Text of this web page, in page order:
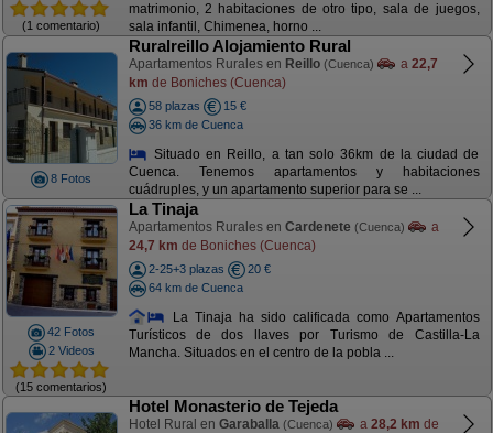
(1 comentario)
matrimonio, 2 habitaciones de otro tipo, sala de juegos,
sala infantil, Chimenea, horno ...
8 Fotos
Ruralreillo Alojamiento Rural
Apartamentos Rurales en Reillo (Cuenca) a 22,7
km de Boniches (Cuenca)
58 plazas
15 €
36 km de Cuenca
Situado en Reillo, a tan solo 36km de la ciudad de
Cuenca. Tenemos apartamentos y habitaciones
cuádruples, y un apartamento superior para se ...
42 Fotos
2 Videos
(15 comentarios)
La Tinaja
Apartamentos Rurales en Cardenete (Cuenca)
a
24,7 km de Boniches (Cuenca)
2-25+3 plazas
20 €
64 km de Cuenca
La Tinaja ha sido calificada como Apartamentos
Turísticos de dos llaves por Turismo de Castilla-La
Mancha. Situados en el centro de la pobla ...
Hotel Monasterio de Tejeda
Hotel Rural en Garaballa (Cuenca) a 28,2 km de